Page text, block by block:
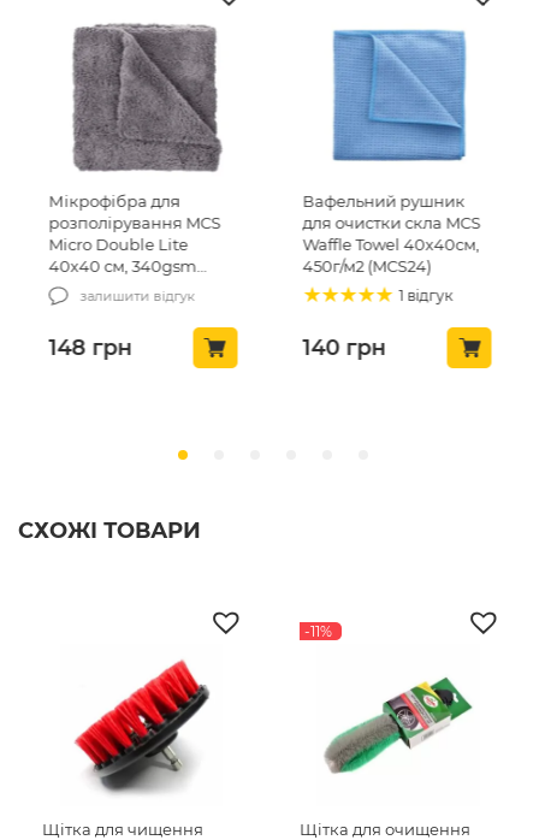
MCS
Вафельний рушник
для очистки скла MCS
Waffle Towel 40х40см,
450г/м2 (MCS24)
грн
Мікрофібровий
рушник для
автомобіля CDL
Layer Twisted
50х80, 1200gsm
23)
грн
СХОЖІ ТОВАРИ
чищення
Щітка для очищення
Детейлінг